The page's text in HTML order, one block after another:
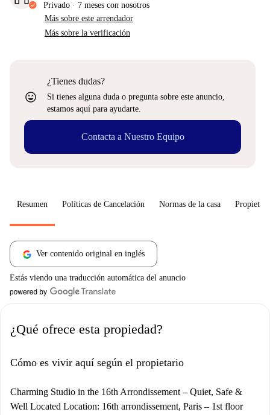
Privado · 7 meses con nosotros
Más sobre este arrendador
Más sobre la verificación
sentiment_very_satisfied
¿Tienes dudas?
Si tienes alguna duda o pregunta sobre este anuncio,
estamos aquí para ayudarte.
Contacta a Nuestro Equipo
Resumen Políticas de Cancelación Normas de la casa
Ver contenido original en inglés
Estás viendo una traducción automática del anuncio
¿Qué ofrece esta propiedad?
Cómo es vivir aquí según el propietario
Charming Studio in the 16th Arrondissement – Quiet, Safe &
Well Located Location: 16th arrondissement, Paris – 1st floor